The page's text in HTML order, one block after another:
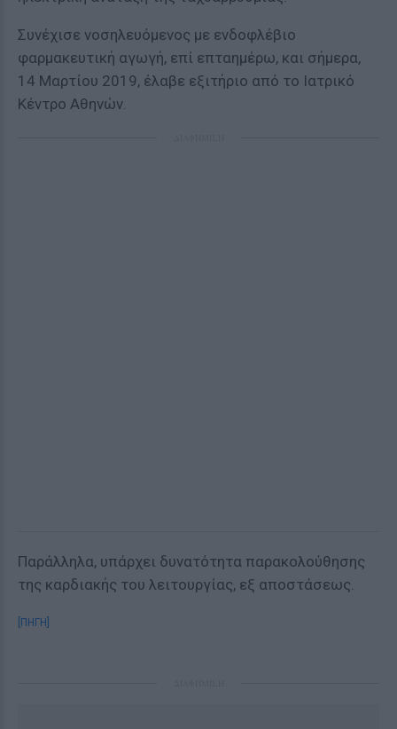
Συνέχισε νοσηλευόμενος με ενδοφλέβιο
φαρμακευτική αγωγή, επί επταημέρω, και σήμερα,
14 Μαρτίου 2019, έλαβε εξιτήριο από το Ιατρικό
Κέντρο Αθηνών.
Παράλληλα, υπάρχει δυνατότητα παρακολούθησης
της καρδιακής του λειτουργίας, εξ αποστάσεως.
[ΠΗΓΗ]